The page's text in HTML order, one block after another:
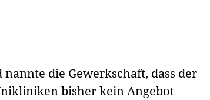
die Gewerkschaft, dass der
bisher kein Angebot